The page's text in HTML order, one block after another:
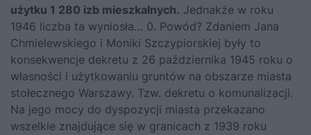
użytku 1 280 izb mieszkalnych. Jednakże w roku
1946 liczba ta wyniosła… 0. Powód? Zdaniem Jana
Chmielewskiego i Moniki Szczypiorskiej były to
konsekwencje dekretu z 26 października 1945 roku o
własności i użytkowaniu gruntów na obszarze miasta
stołecznego Warszawy. Tzw. dekretu o komunalizacji.
Na jego mocy do dyspozycji miasta przekazano
wszelkie znajdujące się w granicach z 1939 roku